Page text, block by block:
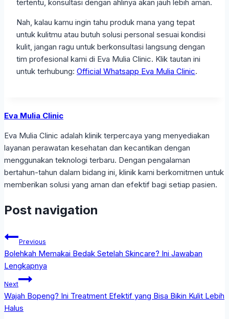
tertentu, konsultasi dengan ahlinya akan jauh lebih aman.
Nah, kalau kamu ingin tahu produk mana yang tepat
untuk kulitmu atau butuh solusi personal sesuai kondisi
kulit, jangan ragu untuk berkonsultasi langsung dengan
tim profesional kami di Eva Mulia Clinic. Klik tautan ini
untuk terhubung: Official Whatsapp Eva Mulia Clinic.
Eva Mulia Clinic
Eva Mulia Clinic adalah klinik terpercaya yang menyediakan
layanan perawatan kesehatan dan kecantikan dengan
menggunakan teknologi terbaru. Dengan pengalaman
bertahun-tahun dalam bidang ini, klinik kami berkomitmen untuk
memberikan solusi yang aman dan efektif bagi setiap pasien.
Post navigation
Previous
Bolehkah Memakai Bedak Setelah Skincare? Ini Jawaban
Lengkapnya
Next
Wajah Bopeng? Ini Treatment Efektif yang Bisa Bikin Kulit Lebih
Halus